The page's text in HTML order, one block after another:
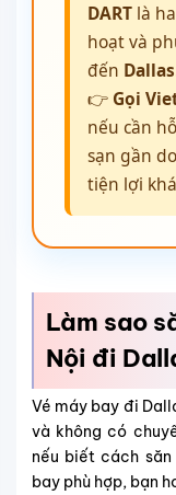
DARTlà
hoạt và
đến Dallas
👉 Gọi
nếu cần
sạn gần
tiện lợi
Làm sao
Nội đi
Vé máy bay đi
và không có
nếu biết cách
bay phù hợp, bạn